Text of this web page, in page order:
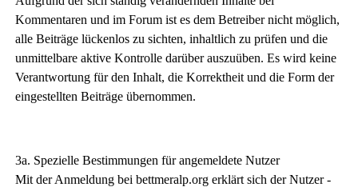
Kommentaren und im Forum ist es dem Betreiber nicht möglich,
alle Beiträge lückenlos zu sichten, inhaltlich zu prüfen und die
unmittelbare aktive Kontrolle darüber auszuüben. Es wird keine
Verantwortung für den Inhalt, die Korrektheit und die Form der
eingestellten Beiträge übernommen.
3a. Spezielle Bestimmungen für angemeldete Nutzer
Mit der Anmeldung bei bettmeralp.org erklärt sich der Nutzer -